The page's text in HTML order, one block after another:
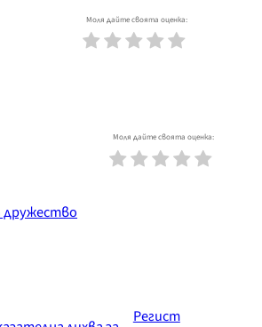
Моля дайте своята оценка:
Моля дайте своята оценка:
дружество
Регист